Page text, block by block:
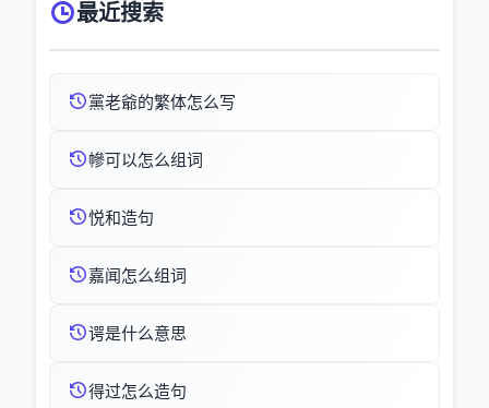
最近搜索
黨老爺的繁体怎么写
幓可以怎么组词
悦和造句
嘉闻怎么组词
谔是什么意思
得过怎么造句